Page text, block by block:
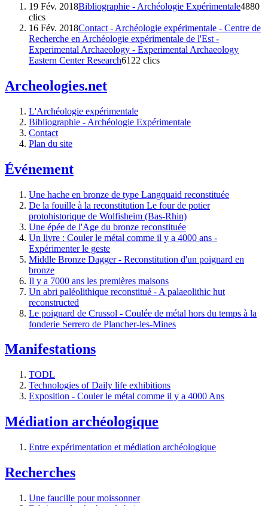
19 Fév. 2018Bibliographie - Archéologie Expérimentale4880
clics
16 Fév. 2018Contact - Archéologie expérimentale - Centre de
Recherche en Archéologie expérimentale de l'Est -
Experimental Archaeology - Experimental Archaeology
Eastern Center Research6122 clics
Archeologies.net
L'Archéologie expérimentale
Bibliographie - Archéologie Expérimentale
Contact
Plan du site
Événement
Une hache en bronze de type Langquaid reconstituée
De la fouille à la reconstitution Le four de potier
protohistorique de Wolfisheim (Bas-Rhin)
Une épée de l'Age du bronze reconstituée
Un livre : Couler le métal comme il y a 4000 ans -
Expérimenter le geste
Middle Bronze Dagger - Reconstitution d'un poignard en
bronze
Il y a 7000 ans les premières maisons
Un abri paléolithique reconstitué - A palaeolithic hut
reconstructed
Le poignard de Crussol - Coulée de métal hors du temps à la
fonderie Serrero de Plancher-les-Mines
Manifestations
TODL
Technologies of Daily life exhibitions
Exposition - Couler le métal comme il y a 4000 Ans
Médiation archéologique
Entre expérimentation et médiation archéologique
Recherches
Une faucille pour moissonner